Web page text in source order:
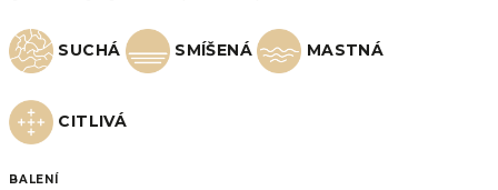
SUCHÁ SMÍŠENÁ MASTNÁ
CITLIVÁ
BALENÍ